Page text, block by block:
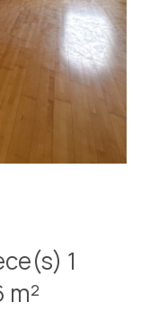
chambre(s) 66 m²